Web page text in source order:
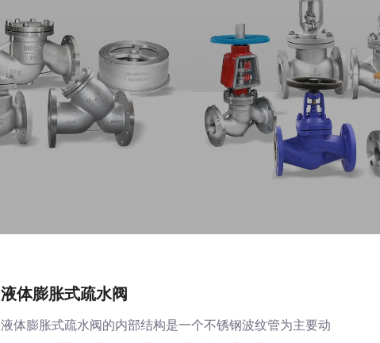
液体膨胀式疏水阀
液体膨胀式疏水阀的内部结构是一个不锈钢波纹管为主要动